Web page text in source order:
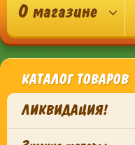
О магазине
КАТАЛОГ ТОВАРОВ
ЛИКВИДАЦИЯ!